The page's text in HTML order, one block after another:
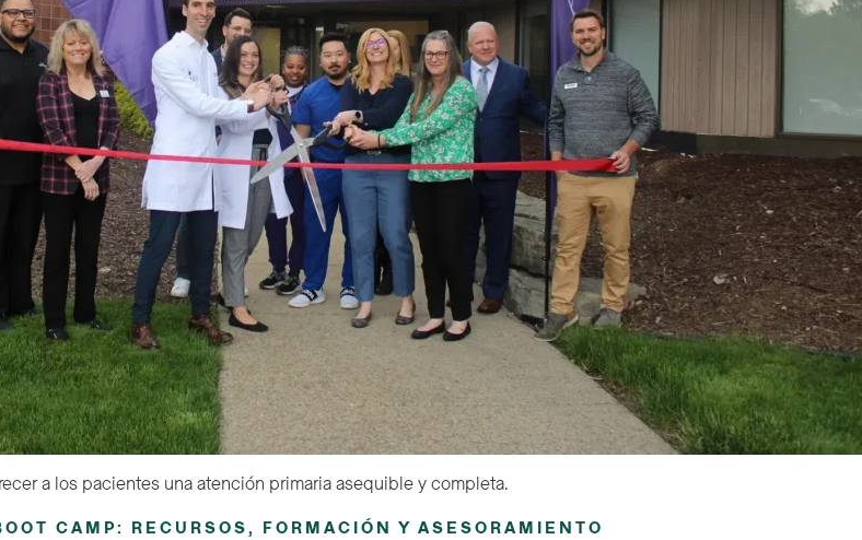
a los pacientes una atención primaria asequible y completa.
CAMP: RECURSOS, FORMACIÓN Y ASESORAMIENTO